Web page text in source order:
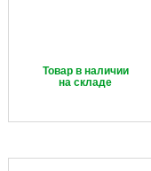
Товар в наличии
на складе